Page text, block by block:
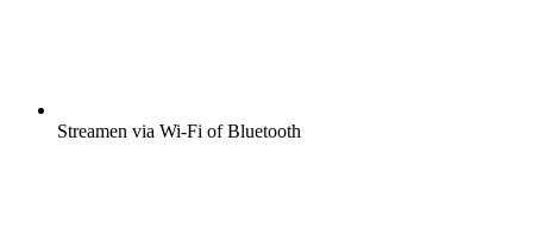
Streamen via Wi-Fi of Bluetooth